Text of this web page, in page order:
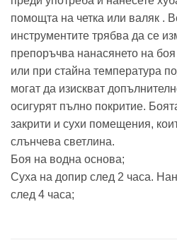
помощта на четка или валяк .
инструментите трябва да се
препоръчва нанасянето на
или при стайна температура
могат да изискват
осигурят пълно покритие.
закрити и сухи помещения,
слънчева светлина.
Боя на водна основа;
Суха на допир след 2 часа.
след 4 часа;